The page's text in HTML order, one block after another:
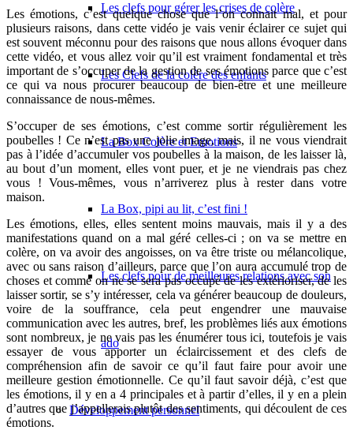
Les clefs pour gérer les crises de colère
Les Clefs de la colère des enfants
La Box Colère et Emotions
La Box, pipi au lit, c’est fini !
Les clefs pour de meilleures relations avec son
ado
Développement personnel
Les émotions, c’est quelque chose que l’on connait mal, et pour
plusieurs raisons, dans cette vidéo je vais venir éclairer ce sujet qui
est souvent méconnu pour des raisons que nous allons évoquer dans
cette vidéo, et vous allez voir qu’il est vraiment fondamental et très
important de s’occuper de la gestion de ses émotions parce que c’est
ce qui va nous procurer beaucoup de bien-être et une meilleure
connaissance de nous-mêmes.
S’occuper de ses émotions, c’est comme sortir régulièrement les
poubelles ! Ce n’est pas une jolie image, mais, il ne vous viendrait
pas à l’idée d’accumuler vos poubelles à la maison, de les laisser là,
au bout d’un moment, elles vont puer, et je ne viendrais pas chez
vous ! Vous-mêmes, vous n’arriverez plus à rester dans votre
maison.
Les émotions, elles, elles sentent moins mauvais, mais il y a des
manifestations quand on a mal géré celles-ci ; on va se mettre en
colère, on va avoir des angoisses, on va être triste ou mélancolique,
avec ou sans raison d’ailleurs, parce que l’on aura accumulé trop de
choses et comme on ne se sera pas occupé de les extérioriser, de les
laisser sortir, se s’y intéresser, cela va générer beaucoup de douleurs,
voire de la souffrance, cela peut engendrer une mauvaise
communication avec les autres, bref, les problèmes liés aux émotions
sont nombreux, je ne vais pas les énumérer tous ici, toutefois je vais
essayer de vous apporter un éclaircissement et des clefs de
compréhension afin de savoir ce qu’il faut faire pour avoir une
meilleure gestion émotionnelle. Ce qu’il faut savoir déjà, c’est que
les émotions, il y en a 4 principales et à partir d’elles, il y en a plein
d’autres que j’appellerais plutôt des sentiments, qui découlent de ces
émotions.